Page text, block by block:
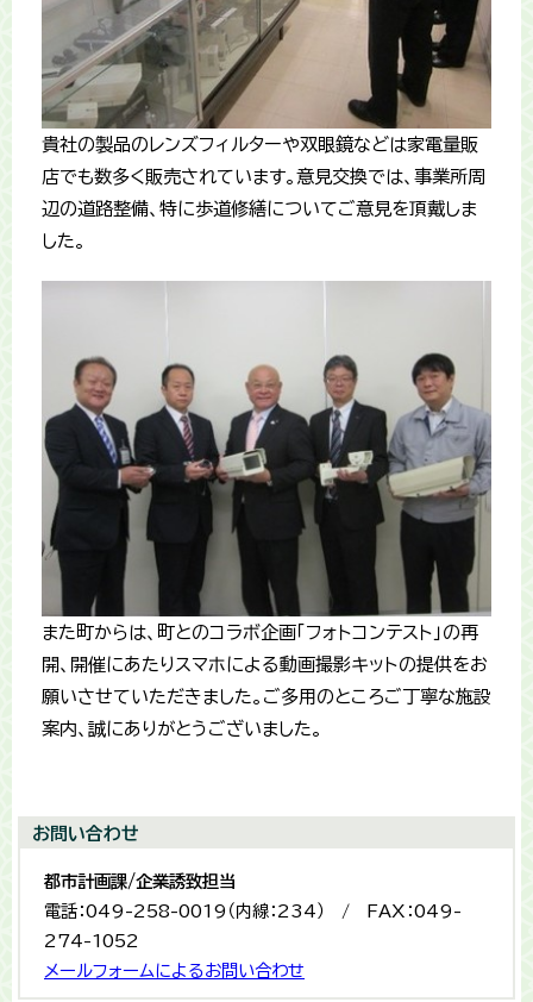
貴社の製品のレンズフィルターや双眼鏡などは家電量販
店でも数多く販売されています。意見交換では、事業所周
辺の道路整備、特に歩道修繕についてご意見を頂戴しま
した。
また町からは、町とのコラボ企画「フォトコンテスト」の再
開、開催にあたりスマホによる動画撮影キットの提供をお
願いさせていただきました。ご多用のところご丁寧な施設
案内、誠にありがとうございました。
お問い合わせ
都市計画課/企業誘致担当
電話：049-258-0019（内線：234） / FAX：049-
274-1052
メールフォームによるお問い合わせ